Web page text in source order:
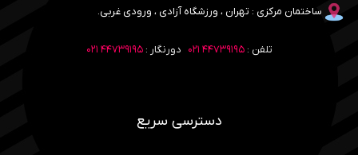
ساختمان مرکزی : تهران ، ورزشگاه آزادی ، ورودی غربی.
تلفن :۴۴۷۳۹۱۹۵ ۰۲۱ دورنگار :۴۴۷۳۹۱۹۵ ۰۲۱
دسترسی سریع